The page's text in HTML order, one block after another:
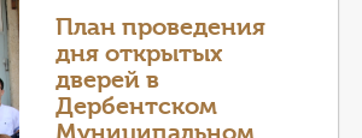
План проведения
дня открытых
дверей в
Дербентском